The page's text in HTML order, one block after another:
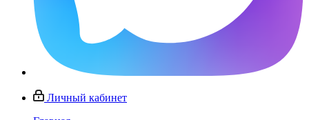
Личный кабинет